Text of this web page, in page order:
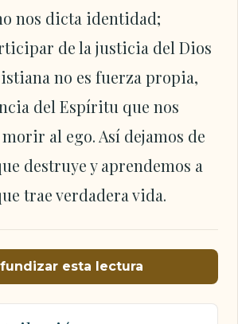
nos dicta identidad;
de la justicia del Dios
no es fuerza propia,
del Espíritu que nos
al ego. Así dejamos de
destruye y aprendemos a
trae verdadera vida.
esta lectura